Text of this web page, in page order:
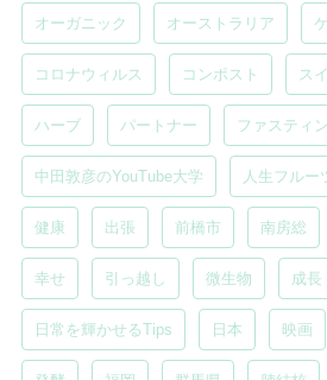
オーガニック オーストラリア
コロナウィルス コンポスト ス
ハーブ パートナー ファスティ
中田敦彦のYouTube大学 人生フルー
健康 出張 前橋市 南房総
幸せ 引っ越し 微生物 成長
日常を輝かせるTips 日本 映画